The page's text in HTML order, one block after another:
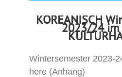
KOREANISCH
2023/24 im
Wintersemester
here (Anhang)